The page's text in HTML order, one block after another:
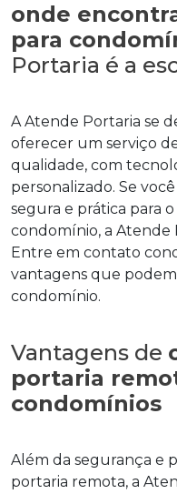
onde
para
Portaria é a
A Atende Portaria se
oferecer um serviço
qualidade, com
personalizado. Se
segura e prática para
condomínio, a Atende
Entre em contato
vantagens que
condomínio.
Vantagens de
portaria
condomínios
Além da segurança e
portaria remota, a